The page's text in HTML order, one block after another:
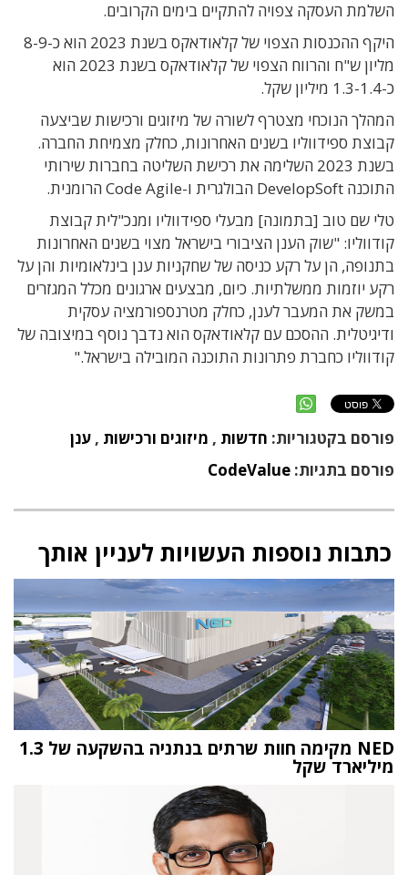
השלמת העסקה צפויה להתקיים בימים הקרובים.
היקף ההכנסות הצפוי של קלאודאקס בשנת 2023 הוא כ-8-9
מליון ש"ח והרווח הצפוי של קלאודאקס בשנת 2023 הוא
כ-1.3-1.4 מיליון שקל.
המהלך הנוכחי מצטרף לשורה של מיזוגים ורכישות שביצעה
קבוצת ספידווליו בשנים האחרונות, כחלק מצמיחת החברה.
בשנת 2023 השלימה את רכישת השליטה בחברות שירותי
התוכנה DevelopSoft הבולגרית ו-Code Agile הרומנית.
טלי שם טוב [בתמונה] מבעלי ספידווליו ומנכ"לית קבוצת
קודווליו: "שוק הענן הציבורי בישראל מצוי בשנים האחרונות
בתנופה, הן על רקע כניסה של שחקניות ענן בינלאומיות והן על
רקע יוזמות ממשלתיות. כיום, מבצעים ארגונים מכלל המגזרים
במשק את המעבר לענן, כחלק מטרנספורמציה עסקית
ודיגיטלית. ההסכם עם קלאודאקס הוא נדבך נוסף במיצובה של
קודווליו כחברת פתרונות התוכנה המובילה בישראל."
פורסם בקטגוריות: חדשות , מיזוגים ורכישות , ענן
פורסם בתגיות: CodeValue
כתבות נוספות העשויות לעניין אותך
NED מקימה חוות שרתים בנתניה בהשקעה של 1.3
מיליארד שקל